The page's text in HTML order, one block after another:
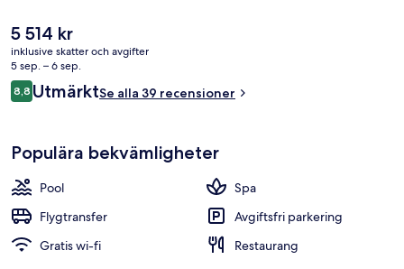
hotell i lyxstil erbjuder även gäster tillgång till en inomhuspool, en
nattklubb och en gratis barnklubb.
Det
nuvarande
priset
är
5 514 kr
5 514 kr
inklusive skatter och avgifter
5 sep. – 6 sep.
Recensioner
8,88,8 av 10,
UtmärktSe alla 39 recensioner
Populära bekvämligheter
Pool
Spa
Flygtransfer
Avgiftsfri parkering
Gratis wi-fi
Restaurang